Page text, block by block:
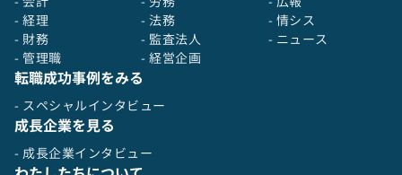
- 経理
- 財務
- 管理職
- 法務
- 監査法人
- 経営企画
- 情シス
- ニュース
転職成功事例をみる
- スペシャルインタビュー
成長企業を見る
- 成長企業インタビュー